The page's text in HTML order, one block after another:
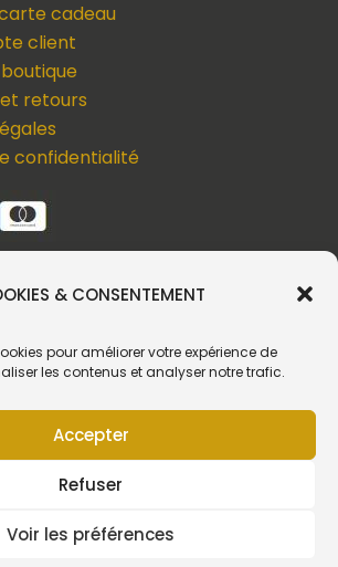
& CONSENTEMENT
pour améliorer votre expérience de
les contenus et analyser notre trafic.
Accepter
Refuser
Voir les préférences
cadeau
client
retours
confidentialité
un devis, un souci ?
!